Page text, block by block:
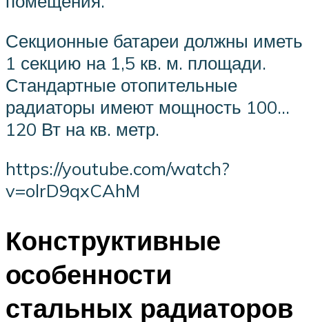
Секционные батареи должны иметь
1 секцию на 1,5 кв. м. площади.
Стандартные отопительные
радиаторы имеют мощность 100…
120 Вт на кв. метр.
https://youtube.com/watch?
v=olrD9qxCAhM
Конструктивные
особенности
стальных радиаторов